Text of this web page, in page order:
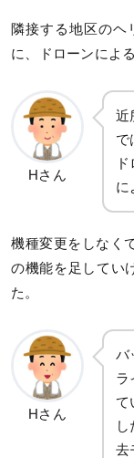
隣接する地区のヘ
に、ドローンによ
Hさん
近
で
に
機種変更をしなく
の機能を足してい
た。
Hさん
バ
ラ
て
去